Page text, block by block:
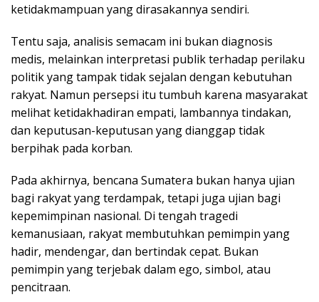
ketidakmampuan yang dirasakannya sendiri.
Tentu saja, analisis semacam ini bukan diagnosis
medis, melainkan interpretasi publik terhadap perilaku
politik yang tampak tidak sejalan dengan kebutuhan
rakyat. Namun persepsi itu tumbuh karena masyarakat
melihat ketidakhadiran empati, lambannya tindakan,
dan keputusan-keputusan yang dianggap tidak
berpihak pada korban.
Pada akhirnya, bencana Sumatera bukan hanya ujian
bagi rakyat yang terdampak, tetapi juga ujian bagi
kepemimpinan nasional. Di tengah tragedi
kemanusiaan, rakyat membutuhkan pemimpin yang
hadir, mendengar, dan bertindak cepat. Bukan
pemimpin yang terjebak dalam ego, simbol, atau
pencitraan.